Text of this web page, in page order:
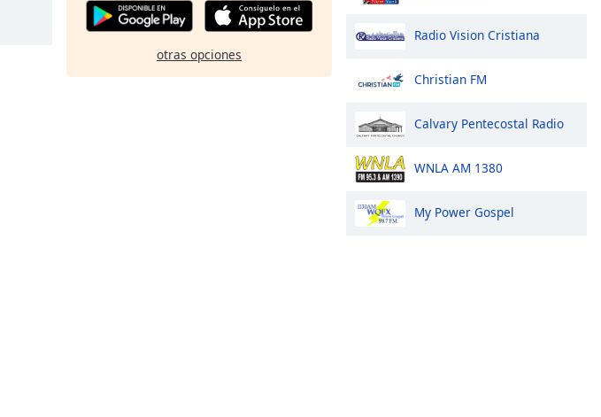
otras opciones
Radio Vision Cristiana
Christian FM
Calvary Pentecostal Radio
WNLA AM 1380
My Power Gospel